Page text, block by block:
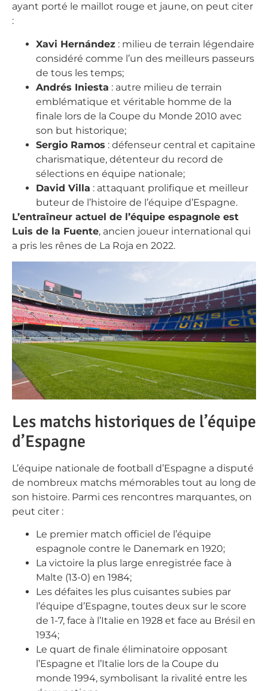
ayant porté le maillot rouge et jaune, on peut citer
:
Xavi Hernández : milieu de terrain légendaire
considéré comme l’un des meilleurs passeurs
de tous les temps;
Andrés Iniesta : autre milieu de terrain
emblématique et véritable homme de la
finale lors de la Coupe du Monde 2010 avec
son but historique;
Sergio Ramos : défenseur central et capitaine
charismatique, détenteur du record de
sélections en équipe nationale;
David Villa : attaquant prolifique et meilleur
buteur de l’histoire de l’équipe d’Espagne.
L’entraîneur actuel de l’équipe espagnole est
Luis de la Fuente, ancien joueur international qui
a pris les rênes de La Roja en 2022.
Les matchs historiques de l’équipe
d’Espagne
L’équipe nationale de football d’Espagne a disputé
de nombreux matchs mémorables tout au long de
son histoire. Parmi ces rencontres marquantes, on
peut citer :
Le premier match officiel de l’équipe
espagnole contre le Danemark en 1920;
La victoire la plus large enregistrée face à
Malte (13-0) en 1984;
Les défaites les plus cuisantes subies par
l’équipe d’Espagne, toutes deux sur le score
de 1-7, face à l’Italie en 1928 et face au Brésil en
1934;
Le quart de finale éliminatoire opposant
l’Espagne et l’Italie lors de la Coupe du
monde 1994, symbolisant la rivalité entre les